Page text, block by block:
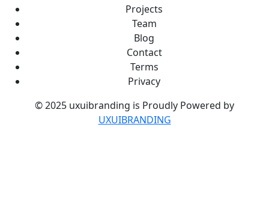
Projects
Team
Blog
Contact
Terms
Privacy
© 2025 uxuibranding is Proudly Powered by
UXUIBRANDING